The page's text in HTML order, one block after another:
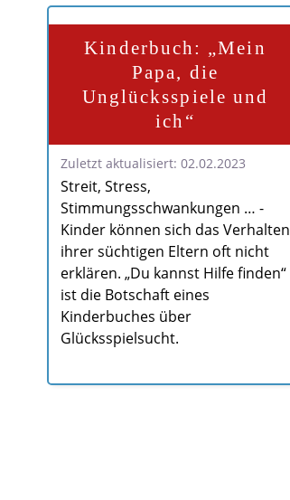
Kinderbuch: „Mein
Papa, die
Unglücksspiele und
ich“
Zuletzt aktualisiert: 02.02.2023
Streit, Stress,
Stimmungsschwankungen … -
Kinder können sich das Verhalten
ihrer süchtigen Eltern oft nicht
erklären. „Du kannst Hilfe finden“
ist die Botschaft eines
Kinderbuches über
Glücksspielsucht.